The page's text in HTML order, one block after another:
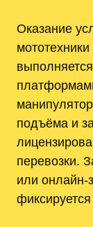
Оказание
подъёма и
перевозки.
или онлайн-